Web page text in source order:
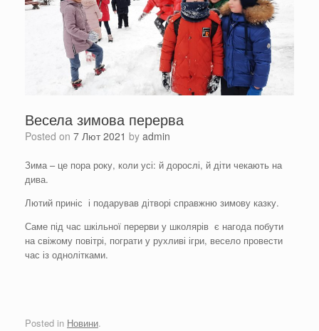
Весела зимова перерва
Posted on 7 Лют 2021 by admin
Зима – це пора року, коли усі: й дорослі, й діти чекають на
дива.
Лютий приніс і подарував дітворі справжню зимову казку.
Саме під час шкільної перерви у школярів є нагода побути
на свіжому повітрі, пограти у рухливі ігри, весело провести
час із однолітками.
Posted in Новини.